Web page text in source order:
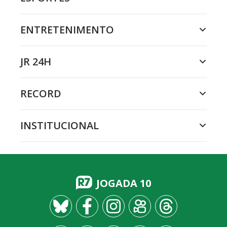
ENTRETENIMENTO
JR 24H
RECORD
INSTITUCIONAL
JOGADA 10